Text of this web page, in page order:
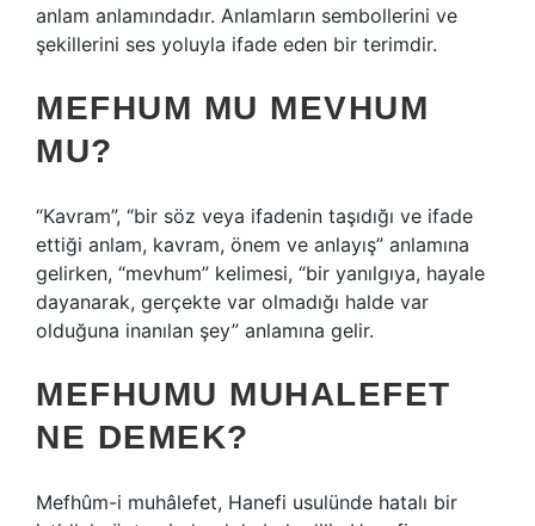
anlam anlamındadır. Anlamların sembollerini ve
şekillerini ses yoluyla ifade eden bir terimdir.
MEFHUM MU MEVHUM
MU?
“Kavram”, “bir söz veya ifadenin taşıdığı ve ifade
ettiği anlam, kavram, önem ve anlayış” anlamına
gelirken, “mevhum” kelimesi, “bir yanılgıya, hayale
dayanarak, gerçekte var olmadığı halde var
olduğuna inanılan şey” anlamına gelir.
MEFHUMU MUHALEFET
NE DEMEK?
Mefhûm-i muhâlefet, Hanefi usulünde hatalı bir